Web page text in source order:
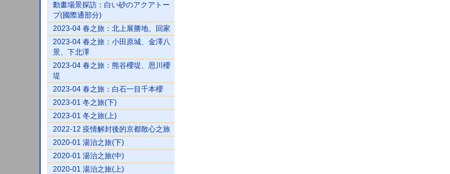
動畫場景探訪：白い砂のアクアトー
プ(國際通部分)
2023-04 春之旅：北上展勝地、回家
2023-04 春之旅：小田原城、金澤八
景、下北澤
2023-04 春之旅：熊谷櫻堤、思川櫻
堤
2023-04 春之旅：白石一目千本櫻
2023-01 冬之旅(下)
2023-01 冬之旅(上)
2022-12 疫情解封後的京都散心之旅
2020-01 湯治之旅(下)
2020-01 湯治之旅(中)
2020-01 湯治之旅(上)